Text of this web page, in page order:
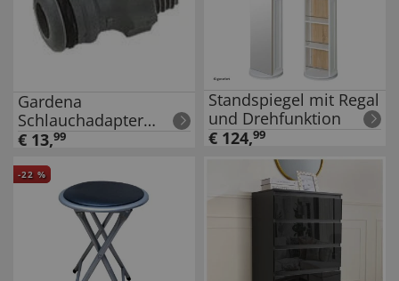
Gardena
Schlauchadapter
Anschlustueck für
€ 13,99
Standspiegel mit Regal
und Drehfunktion
€ 124,99
-22 %